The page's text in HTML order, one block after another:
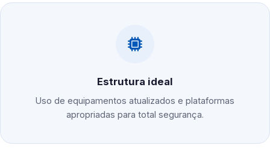
Estrutura ideal
Uso de equipamentos atualizados e plataformas
apropriadas para total segurança.